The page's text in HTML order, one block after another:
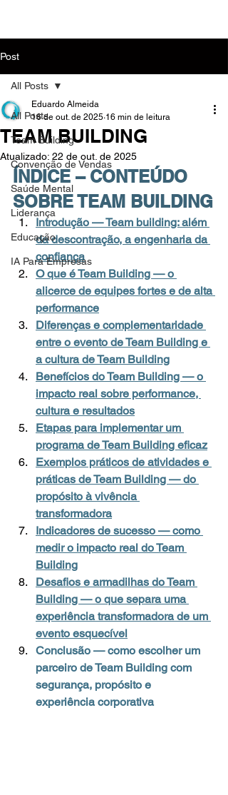
Post
All Posts
Team Building
Convenção de Vendas
Saúde Mental
Liderança
Educação
IA Para Empresas
All Posts
TEAM BUILDING
Eduardo Almeida
16 de out. de 2025 16 min de leitura
Atualizado: 22 de out. de 2025
ÍNDICE – CONTEÚDO
SOBRE TEAM BUILDING
Introdução — Team building: além
da descontração, a engenharia da
confiança
O que é Team Building — o
alicerce de equipes fortes e de alta
performance
Diferenças e complementaridade
entre o evento de Team Building e
a cultura de Team Building
Benefícios do Team Building — o
impacto real sobre performance,
cultura e resultados
Etapas para implementar um
programa de Team Building eficaz
Exemplos práticos de atividades e
práticas de Team Building — do
propósito à vivência
transformadora
Indicadores de sucesso — como
medir o impacto real do Team
Building
Desafios e armadilhas do Team
Building — o que separa uma
experiência transformadora de um
evento esquecível
Conclusão — como escolher um
parceiro de Team Building com
segurança, propósito e
experiência corporativa